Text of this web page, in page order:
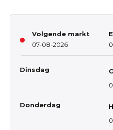
Volgende markt
07-08-2026
Dinsdag
Donderdag